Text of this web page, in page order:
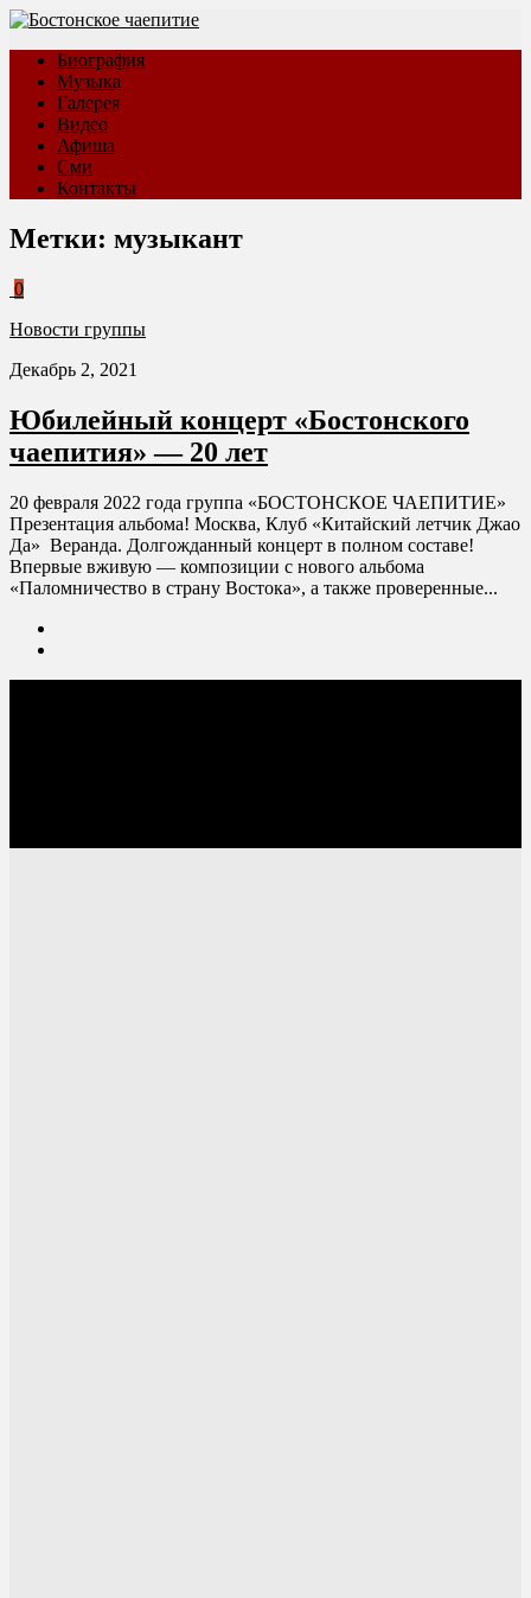
Биография
Музыка
Галерея
Видео
Афиша
Сми
Контакты
Метки: музыкант
0
Новости группы
Декабрь 2, 2021
Юбилейный концерт «Бостонского
чаепития» — 20 лет
20 февраля 2022 года группа «БОСТОНСКОЕ ЧАЕПИТИЕ»
Презентация альбома! Москва, Клуб «Китайский летчик Джао
Да» Веранда. Долгожданный концерт в полном составе!
Впервые вживую — композиции с нового альбома
«Паломничество в страну Востока», а также проверенные...